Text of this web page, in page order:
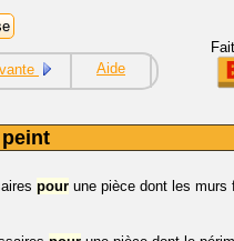
Aide
pour une pièce dont les murs